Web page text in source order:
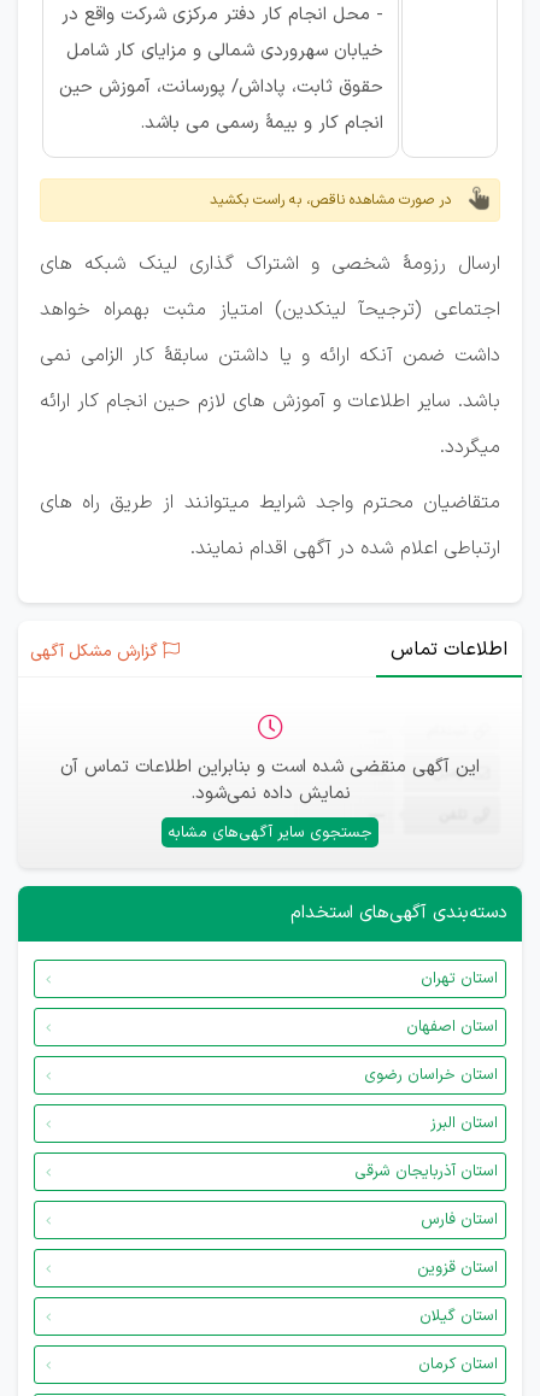
- محل انجام کار دفتر مرکزی شرکت واقع در
خیابان سهروردی شمالی و مزایای کار شامل
حقوق ثابت، پاداش/ پورسانت، آموزش حین
انجام کار و بیمۀ رسمی می باشد.
در صورت مشاهده ناقص، به راست بکشید
ارسال رزومۀ شخصی و اشتراک گذاری لینک شبکه های
اجتماعی (ترجیحآ لینکدین) امتیاز مثبت بهمراه خواهد
داشت ضمن آنکه ارائه و یا داشتن سابقۀ کار الزامی نمی
باشد. سایر اطلاعات و آموزش های لازم حین انجام کار ارائه
میگردد.
متقاضیان محترم واجد شرایط میتوانند از طریق راه های
ارتباطی اعلام شده در آگهی اقدام نمایند.
اطلاعات تماس گزارش مشکل آگهی
این آگهی منقضی شده است و بنابراین اطلاعات تماس آن
نمایش داده نمی‌شود.
جستجوی سایر آگهی‌های مشابه
ایمیل —
—
دسته‌بندی آگهی‌های استخدام
استان تهران
استان اصفهان
استان خراسان رضوی
استان البرز
استان آذربایجان شرقی
استان فارس
استان قزوین
استان گیلان
استان کرمان